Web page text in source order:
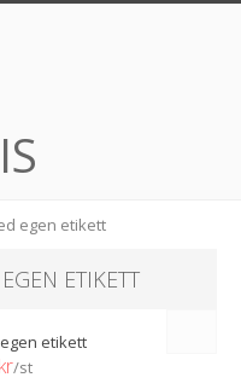
egen etikett
ETIKETT
/st